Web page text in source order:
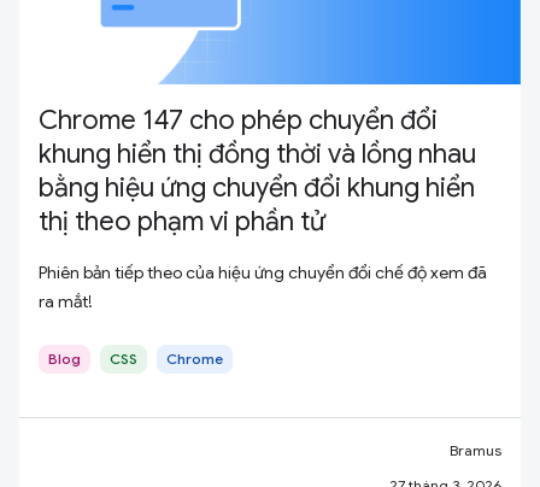
Chrome 147 cho phép chuyển đổi
khung hiển thị đồng thời và lồng nhau
bằng hiệu ứng chuyển đổi khung hiển
thị theo phạm vi phần tử
Phiên bản tiếp theo của hiệu ứng chuyển đổi chế độ xem đã
ra mắt!
Blog CSS Chrome
Bramus